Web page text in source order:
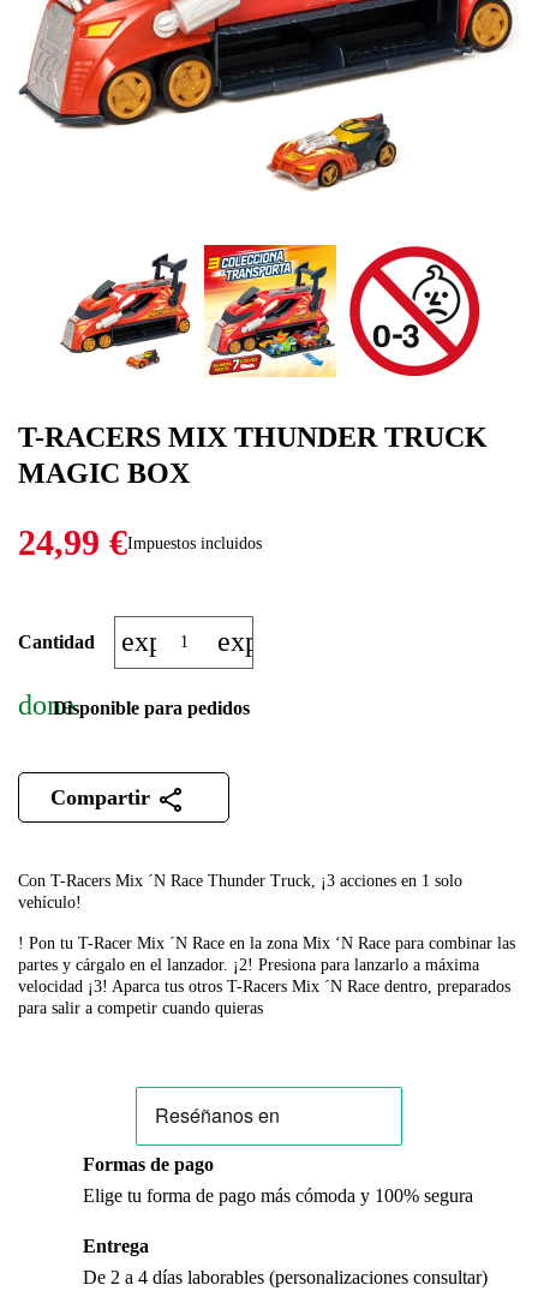
T-RACERS MIX THUNDER TRUCK
MAGIC BOX
24,99 €Impuestos incluidos
Con T-Racers Mix ´N Race Thunder Truck, ¡3 acciones en 1 solo
vehículo!
! Pon tu T-Racer Mix ´N Race en la zona Mix ‘N Race para combinar las
partes y cárgalo en el lanzador. ¡2! Presiona para lanzarlo a máxima
velocidad ¡3! Aparca tus otros T-Racers Mix ´N Race dentro, preparados
para salir a competir cuando quieras
Cantidad expand_moreexpand_less
doneDisponible para pedidos
Compartir
Formas de pago
Elige tu forma de pago más cómoda y 100% segura
Entrega
De 2 a 4 días laborables (personalizaciones consultar)